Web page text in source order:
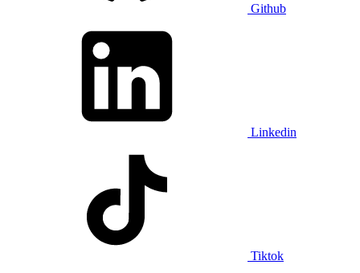
Github
Linkedin
Tiktok